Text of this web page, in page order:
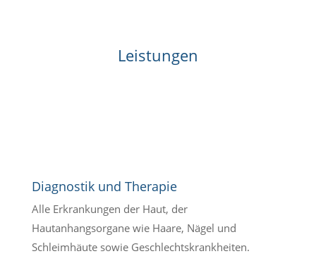
Leistungen
Diagnostik und Therapie
Alle Erkrankungen der Haut, der
Hautanhangsorgane wie Haare, Nägel und
Schleimhäute sowie Geschlechtskrankheiten.